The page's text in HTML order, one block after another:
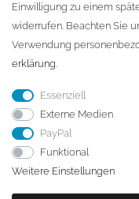
info@dach-teufel.de
Einwilligung zu einem
widerrufen. Beachten Sie
Verwendung
erklärung.
Essenziell
Externe Medien
PayPal
Funktional
Weitere Einstellungen